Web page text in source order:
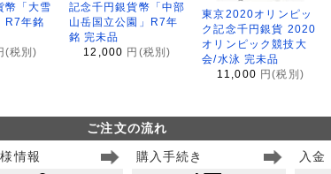
幣「大雪
R7年銘
(税別)
記念千円銀貨幣「中部
山岳国立公園」R7年
銘 完未品
12,000 円(税別)
東京2020オリンピッ
ク記念千円銀貨 2020
オリンピック競技大
会/水泳 完未品
11,000 円(税別)
ご注文の流れ
情報 購入手続き 入金